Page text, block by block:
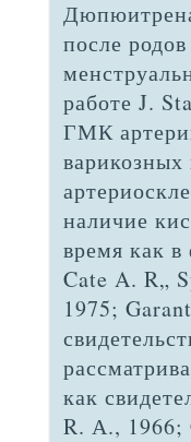
после
работе J.
ГМК
наличие
время как в
Ca­te A. R„
1975;
как
R. А., 1966;